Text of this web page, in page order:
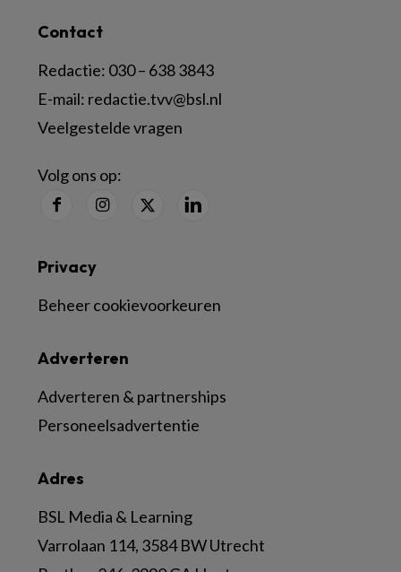
Contact
Redactie: 030 – 638 3843
E-mail: redactie.tvv@bsl.nl
Veelgestelde vragen
Volg ons op:
Adres
BSL Media & Learning
Varrolaan 114, 3584 BW Utrecht
Adverteren
Adverteren & partnerships
Personeelsadvertentie
Privacy
Beheer cookievoorkeuren